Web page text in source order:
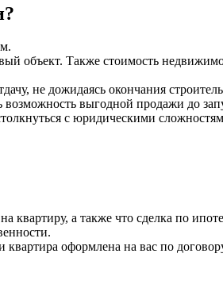
объект. Также стоимость
не дожидаясь окончания
выгодной продажи до
с юридическими
а также что сделка по
оформлена на вас по